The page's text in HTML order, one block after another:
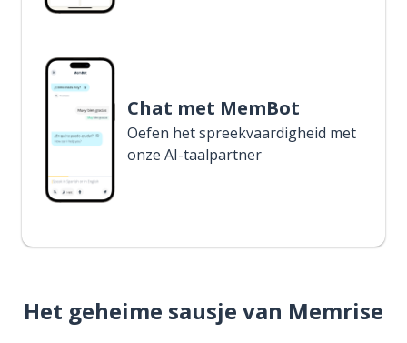
Chat met MemBot
Oefen het spreekvaardigheid met
onze AI-taalpartner
Het geheime sausje van Memrise